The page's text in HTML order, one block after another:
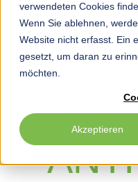
verwendeten Cookies
Wenn Sie ablehnen,
Website nicht erfasst. Ein
gesetzt, um daran zu
möchten.
Akzeptieren